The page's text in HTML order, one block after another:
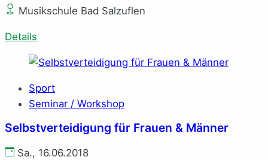
Musikschule Bad Salzuflen
Details
Sport
Seminar / Workshop
Selbstverteidigung für Frauen & Männer
Sa., 16.06.2018